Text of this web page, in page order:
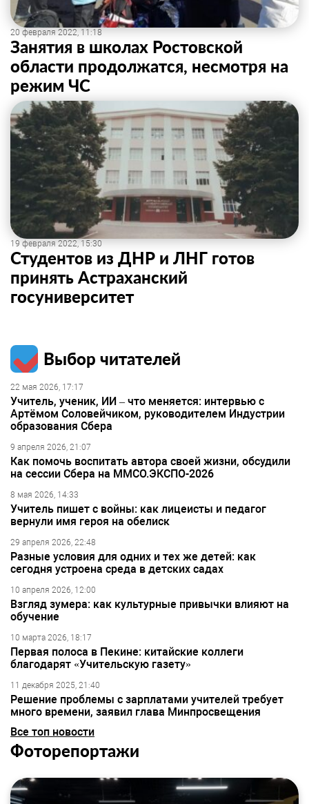
20 февраля 2022, 11:18
Занятия в школах Ростовской
области продолжатся, несмотря на
режим ЧС
19 февраля 2022, 15:30
Студентов из ДНР и ЛНГ готов
принять Астраханский
госуниверситет
Выбор читателей
22 мая 2026, 17:17
Учитель, ученик, ИИ – что меняется: интервью с
Артёмом Соловейчиком, руководителем Индустрии
образования Сбера
9 апреля 2026, 21:07
Как помочь воспитать автора своей жизни, обсудили
на сессии Сбера на ММСО.ЭКСПО-2026
8 мая 2026, 14:33
Учитель пишет с войны: как лицеисты и педагог
вернули имя героя на обелиск
29 апреля 2026, 22:48
Разные условия для одних и тех же детей: как
сегодня устроена среда в детских садах
10 апреля 2026, 12:00
Взгляд зумера: как культурные привычки влияют на
обучение
10 марта 2026, 18:17
Первая полоса в Пекине: китайские коллеги
благодарят «Учительскую газету»
11 декабря 2025, 21:40
Решение проблемы с зарплатами учителей требует
много времени, заявил глава Минпросвещения
Все топ новости
Фоторепортажи